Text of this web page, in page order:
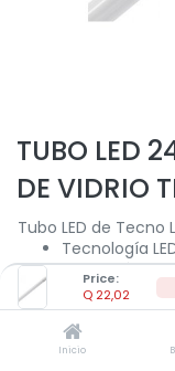
Price:
Q 22,02
Inicio
TUBO LED
DE VIDRIO
Tubo LED de Tecno
Tecnología
Luz de día de
Medida: 24
Flujo
25,000 horas
Difusor de